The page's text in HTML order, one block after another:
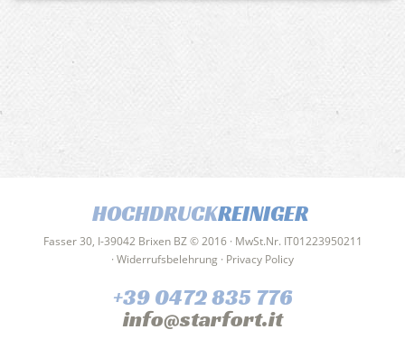
HOCHDRUCKREINIGER
Fasser 30, I-39042 Brixen BZ © 2016 · MwSt.Nr. IT01223950211
· Widerrufsbelehrung · Privacy Policy
+39 0472 835 776
info@starfort.it